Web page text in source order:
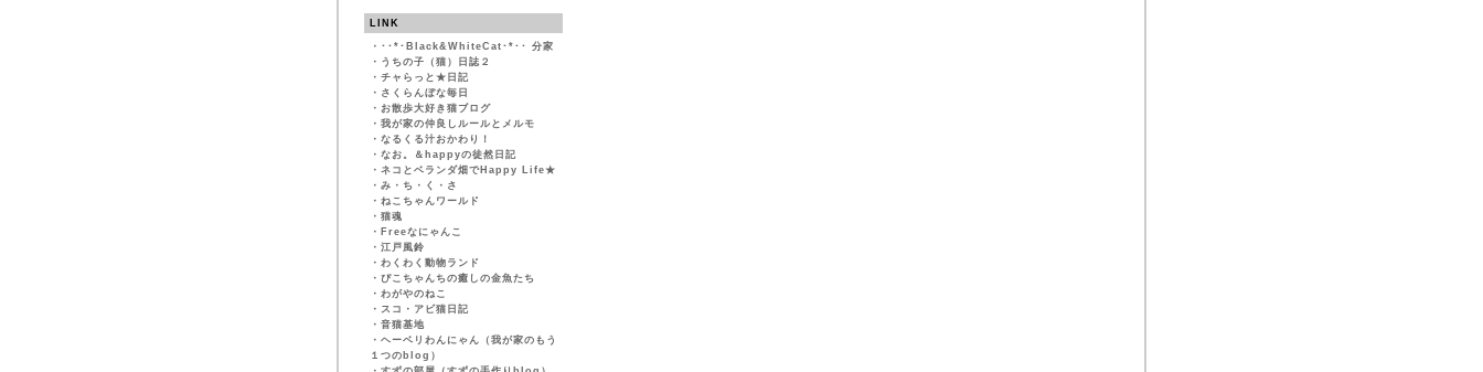
LINK
・ ･･*･Black&WhiteCat･*･･ 分家
・ うちの子（猫）日誌２
・ チャらっと★日記
・ さくらんぼな毎日
・ お散歩大好き猫ブログ
・ 我が家の仲良しルールとメルモ
・ なるくる汁おかわり！
・ なお。＆happyの徒然日記
・ ネコとベランダ畑でHappy Life★
・ み・ち・く・さ
・ ねこちゃんワールド
・ 猫魂
・ Freeなにゃんこ
・ 江戸風鈴
・ わくわく動物ランド
・ ぴこちゃんちの癒しの金魚たち
・ わがやのねこ
・ スコ・アビ猫日記
・ 音猫基地
・ ヘーベリわんにゃん（我が家のもう
１つのblog）